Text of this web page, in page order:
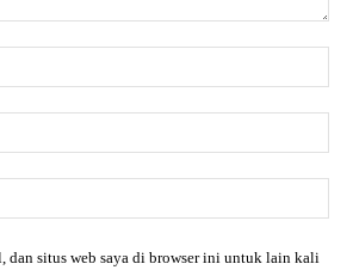
dan situs web saya di browser ini untuk lain kali